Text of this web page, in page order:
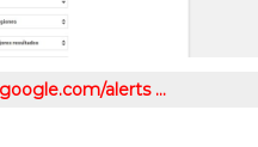
alerts …